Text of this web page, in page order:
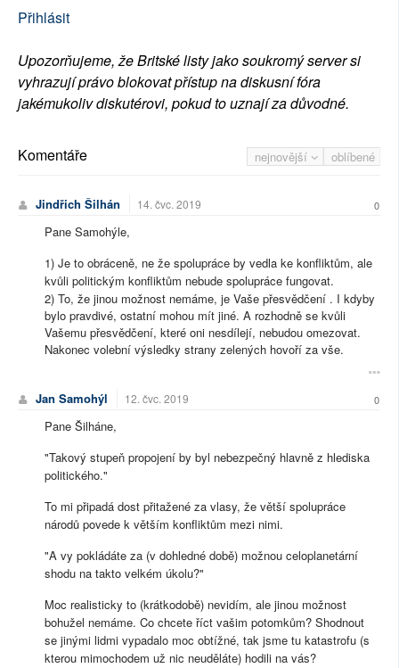
Přihlásit
Upozorňujeme, že Britské listy jako soukromý server si
vyhrazují právo blokovat přístup na diskusní fóra
jakémukoliv diskutérovi, pokud to uznají za důvodné.
nejnovější oblíbené
Komentáře
Jindřich Šilhán 14. čvc. 2019 0
Pane Samohýle,
1) Je to obráceně, ne že spolupráce by vedla ke konfliktům, ale
kvůli politickým konfliktům nebude spolupráce fungovat.
2) To, že jinou možnost nemáme, je Vaše přesvědčení . I kdyby
bylo pravdivé, ostatní mohou mít jiné. A rozhodně se kvůli
Vašemu přesvědčení, které oni nesdílejí, nebudou omezovat.
Nakonec volební výsledky strany zelených hovoří za vše.
Jan Samohýl 12. čvc. 2019 0
Pane Šilháne,
"Takový stupeň propojení by byl nebezpečný hlavně z hlediska
politického."
To mi připadá dost přitažené za vlasy, že větší spolupráce
národů povede k větším konfliktům mezi nimi.
"A vy pokládáte za (v dohledné době) možnou celoplanetární
shodu na takto velkém úkolu?"
Moc realisticky to (krátkodobě) nevidím, ale jinou možnost
bohužel nemáme. Co chcete říct vašim potomkům? Shodnout
se jinými lidmi vypadalo moc obtížné, tak jsme tu katastrofu (s
kterou mimochodem už nic neuděláte) hodili na vás?